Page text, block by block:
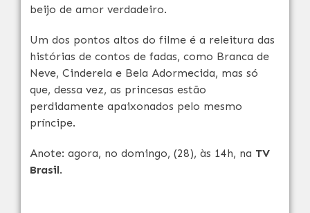
beijo de amor verdadeiro.
Um dos pontos altos do filme é a releitura das
histórias de contos de fadas, como Branca de
Neve, Cinderela e Bela Adormecida, mas só
que, dessa vez, as princesas estão
perdidamente apaixonados pelo mesmo
príncipe.
Anote: agora, no domingo, (28), às 14h, na TV
Brasil.